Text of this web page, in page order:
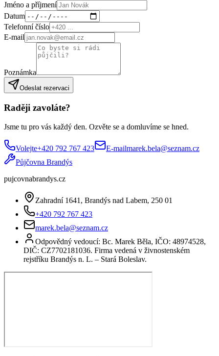
Jméno a příjmení
Datum
Telefonní číslo
E-mail
Poznámka
Odeslat rezervaci
Raději zavoláte?
Jsme tu pro vás každý den. Ozvěte se a domluvíme se hned.
Volejte+420 792 767 423 E-mailmarek.bela@seznam.cz
Půjčovna Brandýs
pujcovnabrandys.cz
Zahradní 1641, Brandýs nad Labem, 250 01
+420 792 767 423
marek.bela@seznam.cz
Odpovědný vedoucí: Bc. Marek Běla, IČO: 48974528,
DIČ: CZ7702181036. Firma vedená v živnostenském
rejstříku Brandýs n. L. – Stará Boleslav.